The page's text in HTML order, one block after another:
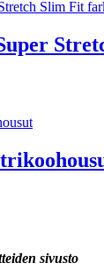
sivusto